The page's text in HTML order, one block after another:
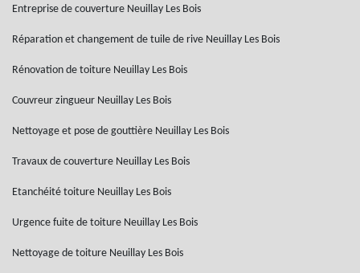
Entreprise de couverture Neuillay Les Bois
Réparation et changement de tuile de rive Neuillay Les Bois
Rénovation de toiture Neuillay Les Bois
Couvreur zingueur Neuillay Les Bois
Nettoyage et pose de gouttière Neuillay Les Bois
Travaux de couverture Neuillay Les Bois
Etanchéité toiture Neuillay Les Bois
Urgence fuite de toiture Neuillay Les Bois
Nettoyage de toiture Neuillay Les Bois